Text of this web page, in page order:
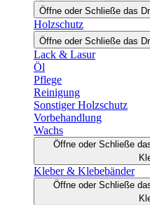
Öffne oder Schließe das
Holzschutz
Öffne oder Schließe das
Lack & Lasur
Öl
Pflege
Reinigung
Sonstiger Holzschutz
Vorbehandlung
Wachs
Öffne oder Schließe
Kleber & Klebebänder
Öffne oder Schließe